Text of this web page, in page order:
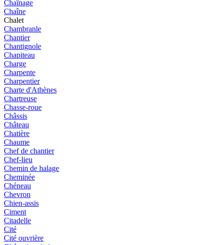
Chaînage
Chaîne
Chalet
Chambranle
Chantier
Chantignole
Chapiteau
Charge
Charpente
Charpentier
Charte d'Athènes
Chartreuse
Chasse-roue
Châssis
Château
Chatière
Chaume
Chef de chantier
Chef-lieu
Chemin de halage
Cheminée
Chéneau
Chevron
Chien-assis
Ciment
Citadelle
Cité
Cité ouvrière